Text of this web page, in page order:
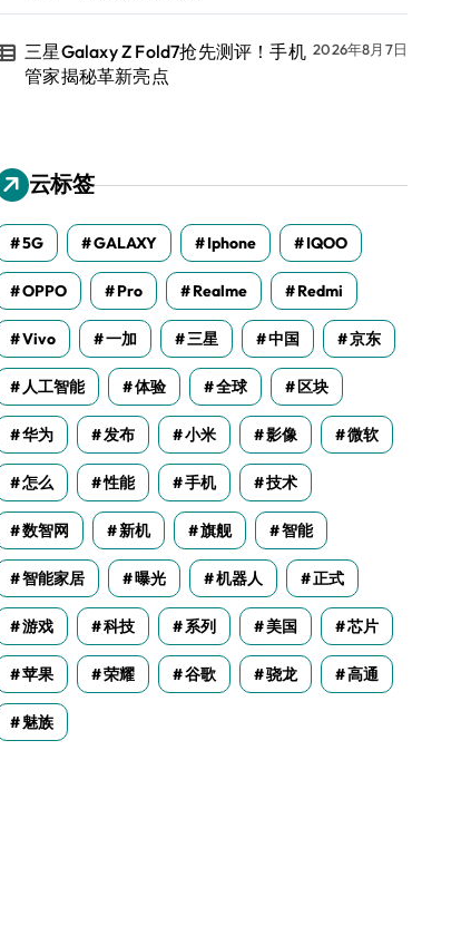
三星Galaxy Z Fold7抢先测评！手机
管家揭秘革新亮点
2026年8月7日
云标签
5G GALAXY Iphone IQOO
OPPO Pro Realme Redmi
Vivo 一加 三星 中国 京东
人工智能 体验 全球 区块
华为 发布 小米 影像 微软
怎么 性能 手机 技术
数智网 新机 旗舰 智能
智能家居 曝光 机器人 正式
游戏 科技 系列 美国 芯片
苹果 荣耀 谷歌 骁龙 高通
魅族